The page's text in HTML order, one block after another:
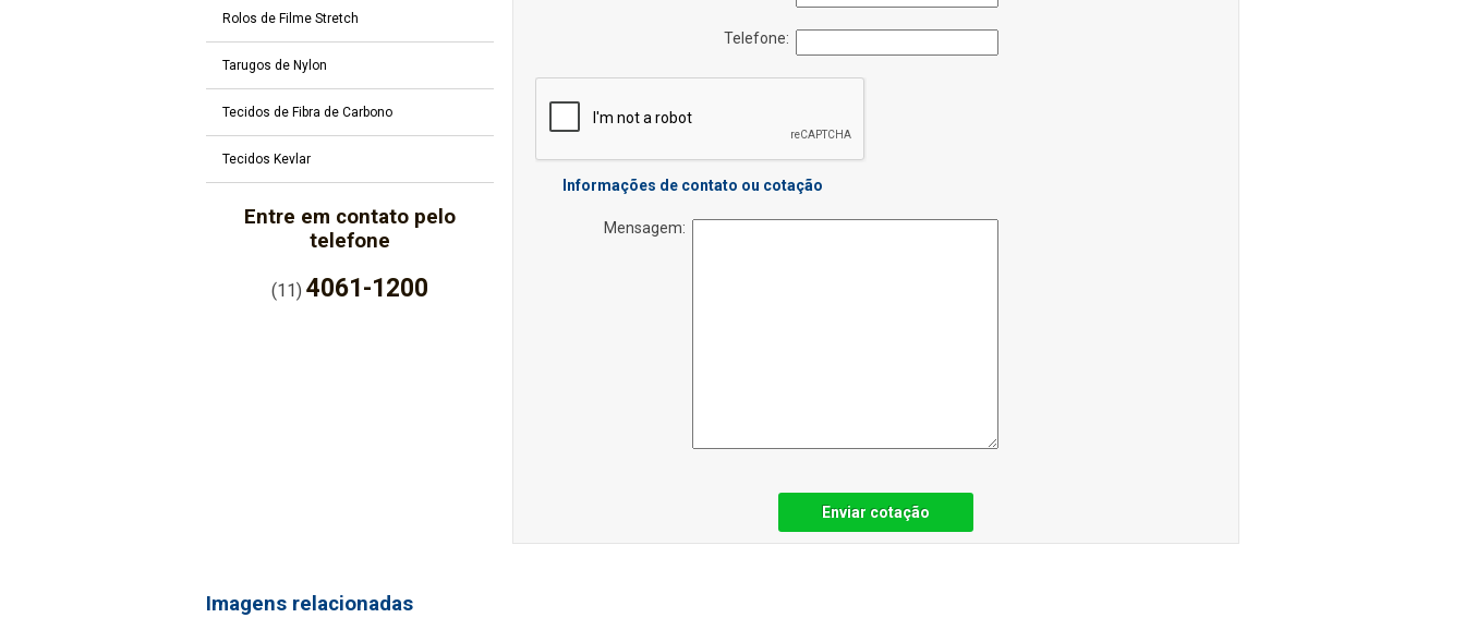
Rolos de Filme Stretch
Tarugos de Nylon
Tecidos de Fibra de Carbono
Tecidos Kevlar
Entre em contato pelo
telefone
(11)4061-1200
Telefone:
Informações de contato ou cotação
Mensagem:
Enviar cotação
Imagens relacionadas